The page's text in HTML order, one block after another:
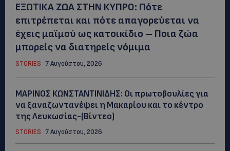
ΕΞΩΤΙΚΑ ΖΩΑ ΣΤΗΝ ΚΥΠΡΟ: Πότε
επιτρέπεται και πότε απαγορεύεται να
έχεις μαϊμού ως κατοικίδιο – Ποια ζώα
μπορείς να διατηρείς νόμιμα
STORIES 7 Αυγούστου, 2026
ΜΑΡΙΝΟΣ ΚΩΝΣΤΑΝΤΙΝΙΔΗΣ: Οι πρωτοβουλίες για
να ξαναζωντανέψει η Μακαρίου και το κέντρο
της Λευκωσίας-(Βίντεο)
STORIES 7 Αυγούστου, 2026